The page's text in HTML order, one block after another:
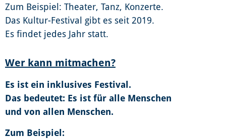
Zum Beispiel: Theater, Tanz, Konzerte.
Das Kultur-Festival gibt es seit 2019.
Es findet jedes Jahr statt.
Wer kann mitmachen?
Es ist ein inklusives Festival.
Das bedeutet: Es ist für alle Menschen
und von allen Menschen.
Zum Beispiel: